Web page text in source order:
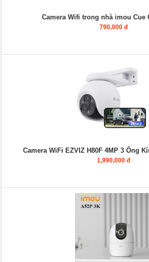
Camera Wifi trong nhà imou Cue
790,000 đ
Camera WiFi EZVIZ H80F 4MP 3 Ống
1,990,000 đ